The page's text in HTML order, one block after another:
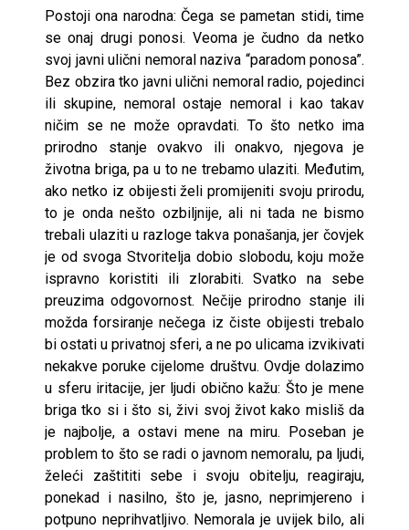
Postoji ona narodna: Čega se pametan stidi, time
se onaj drugi ponosi. Veoma je čudno da netko
svoj javni ulični nemoral naziva “paradom ponosa”.
Bez obzira tko javni ulični nemoral radio, pojedinci
ili skupine, nemoral ostaje nemoral i kao takav
ničim se ne može opravdati. To što netko ima
prirodno stanje ovakvo ili onakvo, njegova je
životna briga, pa u to ne trebamo ulaziti. Međutim,
ako netko iz obijesti želi promijeniti svoju prirodu,
to je onda nešto ozbiljnije, ali ni tada ne bismo
trebali ulaziti u razloge takva ponašanja, jer čovjek
je od svoga Stvoritelja dobio slobodu, koju može
ispravno koristiti ili zlorabiti. Svatko na sebe
preuzima odgovornost. Nečije prirodno stanje ili
možda forsiranje nečega iz čiste obijesti trebalo
bi ostati u privatnoj sferi, a ne po ulicama izvikivati
nekakve poruke cijelome društvu. Ovdje dolazimo
u sferu iritacije, jer ljudi obično kažu: Što je mene
briga tko si i što si, živi svoj život kako misliš da
je najbolje, a ostavi mene na miru. Poseban je
problem to što se radi o javnom nemoralu, pa ljudi,
želeći zaštititi sebe i svoju obitelju, reagiraju,
ponekad i nasilno, što je, jasno, neprimjereno i
potpuno neprihvatljivo. Nemorala je uvijek bilo, ali